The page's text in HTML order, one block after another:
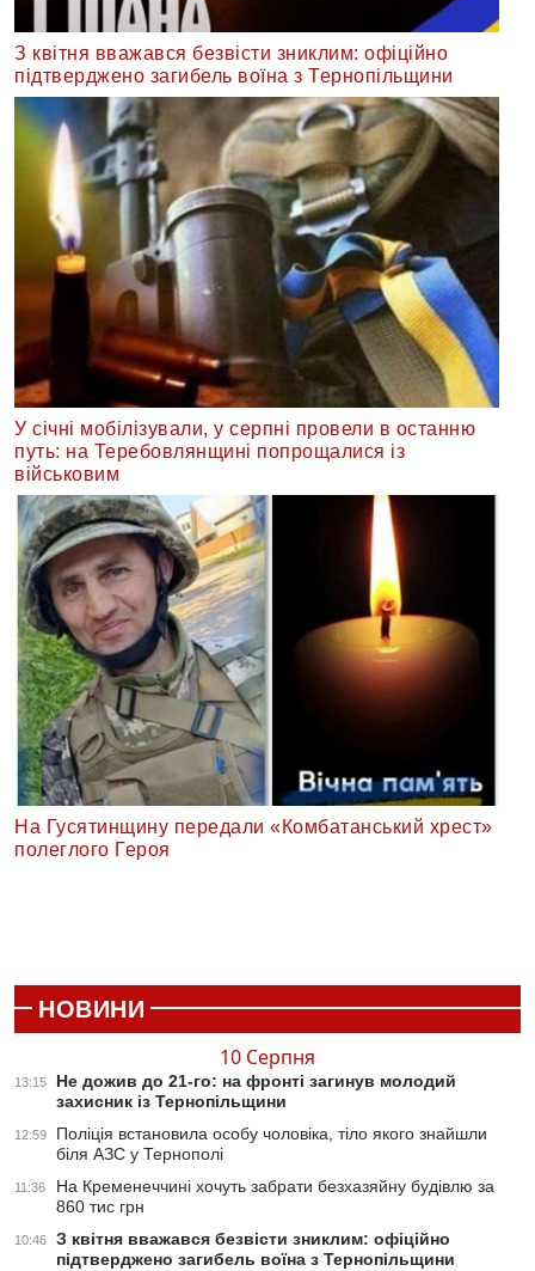
З квітня вважався безвісти зниклим: офіційно
підтверджено загибель воїна з Тернопільщини
У січні мобілізували, у серпні провели в останню
путь: на Теребовлянщині попрощалися із
військовим
На Гусятинщину передали «Комбатанський хрест»
полеглого Героя
НОВИНИ
10 Серпня
13:15
Не дожив до 21-го: на фронті загинув молодий
захисник із Тернопільщини
12:59
Поліція встановила особу чоловіка, тіло якого знайшли
біля АЗС у Тернополі
11:36
На Кременеччині хочуть забрати безхазяйну будівлю за
860 тис грн
10:46
З квітня вважався безвісти зниклим: офіційно
підтверджено загибель воїна з Тернопільщини